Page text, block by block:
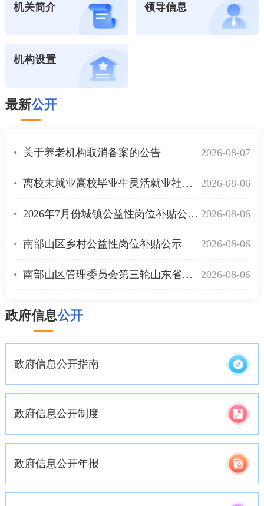
机关简介 领导信息
机构设置
最新公开
关于养老机构取消备案的公告 2026-08-07
离校未就业高校毕业生灵活就业社会保险补贴公示 2026-08-06
2026年7月份城镇公益性岗位补贴公示表 2026-08-06
南部山区乡村公益性岗位补贴公示 2026-08-06
南部山区管理委员会第三轮山东省生态环境保护督察反馈意见（序号七十一）销号确认表 2026-08-06
政府信息公开
政府信息公开指南
政府信息公开制度
政府信息公开年报